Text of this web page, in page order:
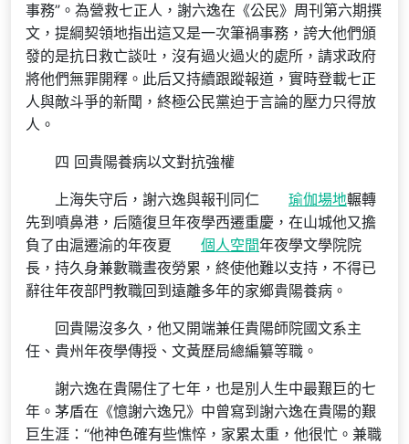
事務”。為營救七正人，謝六逸在《公民》周刊第六期撰
文，提綱契領地指出這又是一次筆禍事務，誇大他們頒
發的是抗日救亡談吐，沒有過火過火的處所，請求政府
將他們無罪開釋。此后又持續跟蹤報道，實時登載七正
人與敵斗爭的新聞，終極公民黨迫于言論的壓力只得放
人。
四 回貴陽養病以文對抗強權
上海失守后，謝六逸與報刊同仁 瑜伽場地輾轉
先到噴鼻港，后隨復旦年夜學西遷重慶，在山城他又擔
負了由滬遷渝的年夜夏
個人空間年夜學文學院院
長，持久身兼數職晝夜勞累，終使他難以支持，不得已
辭往年夜部門教職回到遠離多年的家鄉貴陽養病。
回貴陽沒多久，他又開端兼任貴陽師院國文系主
任、貴州年夜學傳授、文黃歷局總編纂等職。
謝六逸在貴陽住了七年，也是別人生中最艱巨的七
年。茅盾在《憶謝六逸兄》中曾寫到謝六逸在貴陽的艱
巨生涯：“他神色確有些憔悴，家累太重，他很忙。兼職